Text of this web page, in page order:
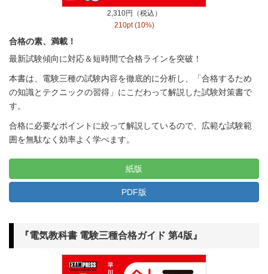
2,310円（税込）
210pt (10%)
合格の素、満載！
最新試験傾向に対応＆短時間で合格ラインを突破！
本書は、電験三種の試験内容を徹底的に分析し、「合格するため
の知識とテクニックの習得」にこだわって解説した試験対策書で
す。
合格に必要なポイントに絞って解説しているので、広範な試験範
囲を無駄なく効率よく学べます。
紙版
PDF版
『電気教科書 電験三種合格ガイド 第4版』